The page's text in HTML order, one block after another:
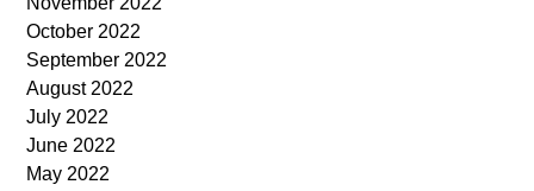
October 2022
September 2022
August 2022
July 2022
June 2022
May 2022